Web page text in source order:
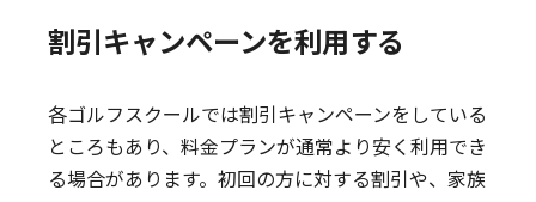
割引キャンペーンを利用する
各ゴルフスクールでは割引キャンペーンをしている
ところもあり、料金プランが通常より安く利用でき
る場合があります。初回の方に対する割引や、家族